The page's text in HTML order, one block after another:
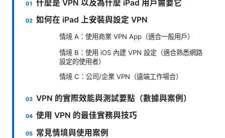
什麼是 VPN 以及為什麼 iPad 用戶需要它
如何在 iPad 上安裝與設定 VPN
情境 A：使用商業 VPN App（適合一般用戶）
情境 B：使用 iOS 內建 VPN 設定（適合熟悉網路
設定的使用者）
情境 C：公司/企業 VPN（遠端工作場合）
VPN 的實際效能與測試要點（數據與案例）
使用 VPN 的最佳實務與技巧
常見情境與使用案例